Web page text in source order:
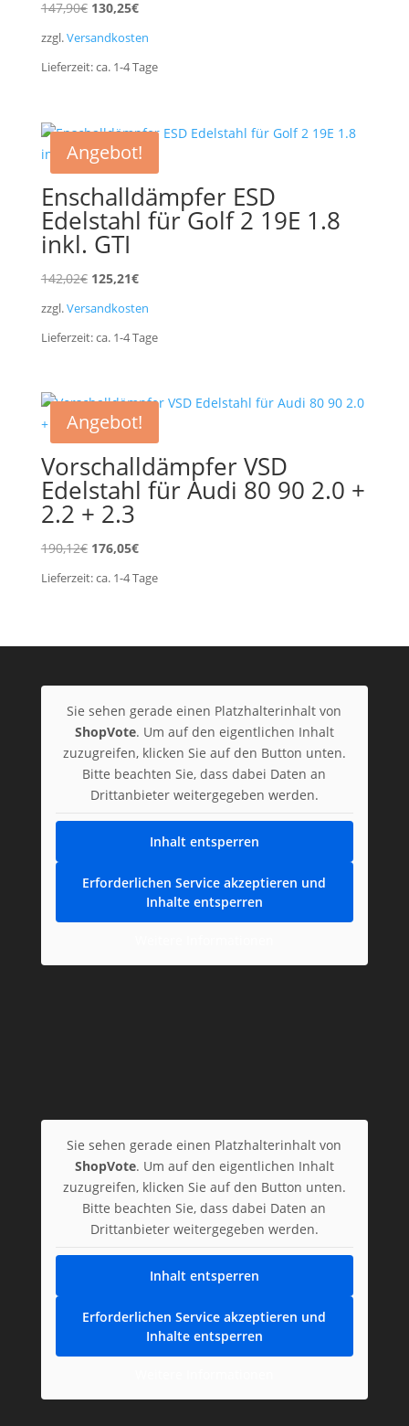
147,90€ Ursprünglicher
147,90€
130,25€Aktueller
130,25€.
zzgl.Versandkosten
Lieferzeit:ca. 1-4Tage
Angebot!
Enschalldämpfer ESD
Edelstahl für Golf 2 19E 1.8
inkl. GTI
142,02€ Ursprünglicher
142,02€
125,21€Aktueller
125,21€.
zzgl.Versandkosten
Lieferzeit:ca. 1-4Tage
Angebot!
Vorschalldämpfer VSD
Edelstahl für Audi 80 90 2.0 +
2.2 + 2.3
190,12€ Ursprünglicher
176,05€Aktueller
ist:
Lieferzeit:ca. 1-4Tage
Sie sehen gerade einen Platzhalterinhalt von
ShopVote. Um auf den eigentlichen Inhalt
zuzugreifen, klicken Sie auf den Button unten.
Bitte beachten Sie, dass dabei Daten an
Drittanbieter weitergegeben werden.
Inhalt entsperren
Erforderlichen Service akzeptieren und
Inhalte entsperren
Sie sehen gerade einen Platzhalterinhalt von
ShopVote. Um auf den eigentlichen Inhalt
zuzugreifen, klicken Sie auf den Button unten.
Bitte beachten Sie, dass dabei Daten an
Drittanbieter weitergegeben werden.
Inhalt entsperren
Erforderlichen Service akzeptieren und
Inhalte entsperren